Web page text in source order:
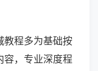
教程多为基础按
容，专业深度程